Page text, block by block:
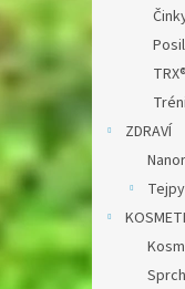
e
TRX®
ZDRAVÍ
Tejpy